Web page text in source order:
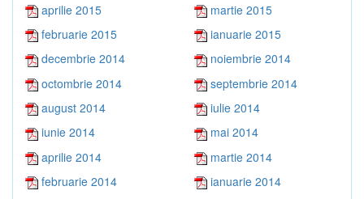
aprilie 2015
martie 2015
februarie 2015
ianuarie 2015
decembrie 2014
noiembrie 2014
octombrie 2014
septembrie 2014
august 2014
iulie 2014
iunie 2014
mai 2014
aprilie 2014
martie 2014
februarie 2014
ianuarie 2014